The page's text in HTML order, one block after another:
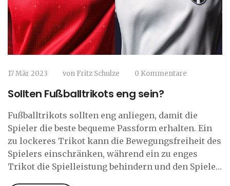
17 Mär 2023 von Fritz Schulze 0 Kommentare
Sollten Fußballtrikots eng sein?
Fußballtrikots sollten eng anliegen, damit die
Spieler die beste bequeme Passform erhalten. Ein
zu lockeres Trikot kann die Bewegungsfreiheit des
Spielers einschränken, während ein zu enges
Trikot die Spielleistung behindern und den Spieler